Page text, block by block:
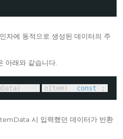
자에 동적으로 생성된 데이터의 주
아래와 같습니다.
nItem) const ;
시 입력했던 데이터가 반환